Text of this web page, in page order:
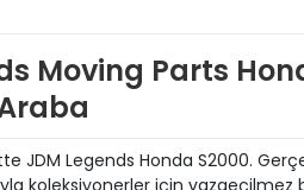
Moving Parts
JDM Legends Honda S2000.
koleksiyonerler için vazgeçilmez